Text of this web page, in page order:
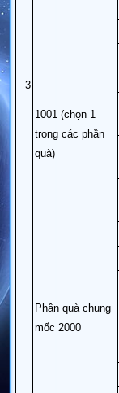
3
1001 (chọn 1
trong các phần
quà)
Phần quà chung
mốc 2000